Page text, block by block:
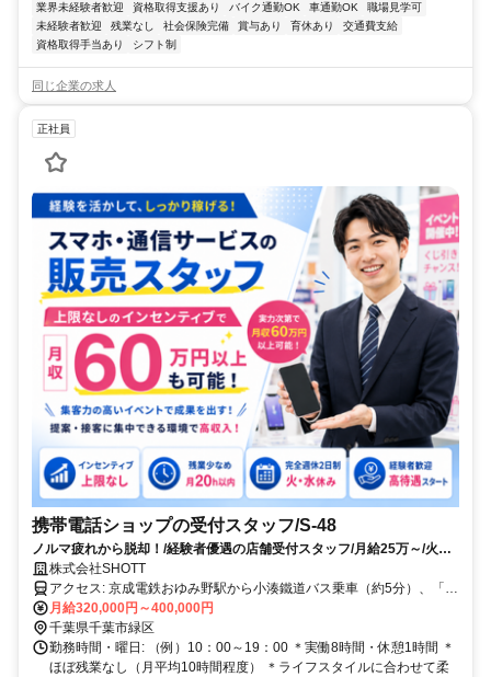
業界未経験者歓迎 資格取得支援あり バイク通勤OK 車通勤OK
職場見学可
未経験者歓迎
残業なし 社会保険完備 賞与あり 育休あり
交通費支給
資格取得手当あり
シフト制
同じ企業の求人
正社員
携帯電話ショップの受付スタッフ/S-48
ノルマ疲れから脱却！/経験者優遇の店舗受付スタッフ/月給25万～/火水
休み株式会社SHOTT
アクセス: 京成電鉄おゆみ野駅から小湊鐵道バス乗車（約5分）、「イ
オンタウンおゆみ野」下車後徒歩1分
月給320,000円～400,000円
千葉県千葉市緑区
勤務時間・曜日: （例）10：00～19：00 ＊実働8時間・休憩1時間 ＊
ほぼ残業なし（月平均10時間程度） ＊ライフスタイルに合わせて柔